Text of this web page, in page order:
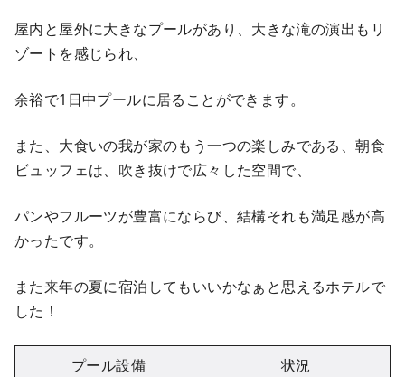
屋内と屋外に大きなプールがあり、大きな滝の演出もリ
ゾートを感じられ、
余裕で1日中プールに居ることができます。
また、大食いの我が家のもう一つの楽しみである、朝食
ビュッフェは、吹き抜けで広々した空間で、
パンやフルーツが豊富にならび、結構それも満足感が高
かったです。
また来年の夏に宿泊してもいいかなぁと思えるホテルで
した！
プール設備 状況